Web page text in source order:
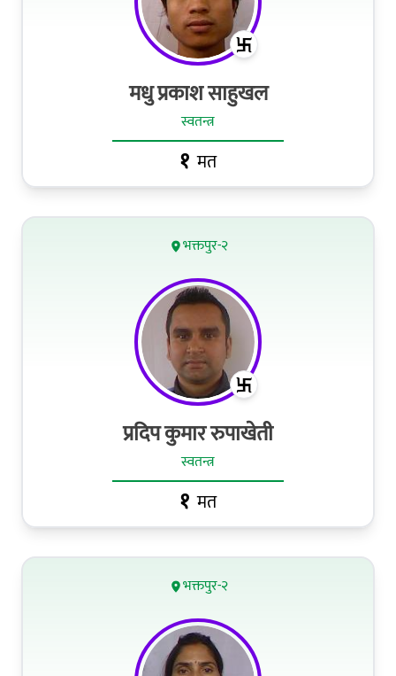
मधु प्रकाश साहुखल
स्वतन्त्र
१ मत
भक्तपुर-२
प्रदिप कुमार रुपाखेती
स्वतन्त्र
१ मत
भक्तपुर-२